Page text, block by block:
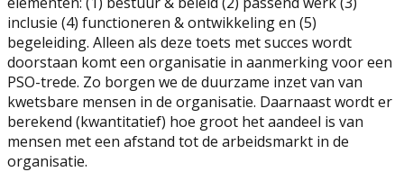
inclusie (4) functioneren & ontwikkeling en (5)
begeleiding. Alleen als deze toets met succes wordt
doorstaan komt een organisatie in aanmerking voor een
PSO-trede. Zo borgen we de duurzame inzet van van
kwetsbare mensen in de organisatie. Daarnaast wordt er
berekend (kwantitatief) hoe groot het aandeel is van
mensen met een afstand tot de arbeidsmarkt in de
organisatie.